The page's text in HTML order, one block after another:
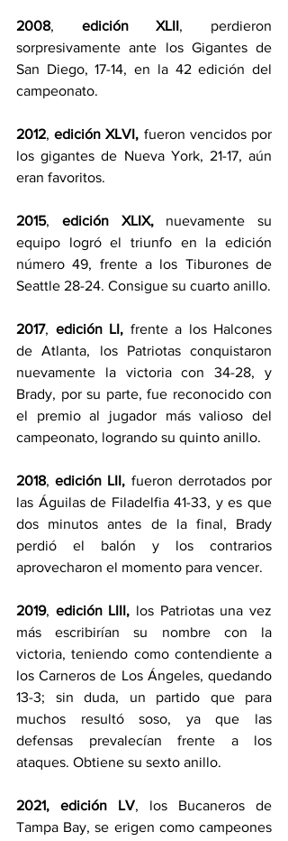
2008, edición XLII, perdieron
sorpresivamente ante los Gigantes de
San Diego, 17-14, en la 42 edición del
campeonato.
2012, edición XLVI, fueron vencidos por
los gigantes de Nueva York, 21-17, aún
eran favoritos.
2015, edición XLIX, nuevamente su
equipo logró el triunfo en la edición
número 49, frente a los Tiburones de
Seattle 28-24. Consigue su cuarto anillo.
2017, edición LI, frente a los Halcones
de Atlanta, los Patriotas conquistaron
nuevamente la victoria con 34-28, y
Brady, por su parte, fue reconocido con
el premio al jugador más valioso del
campeonato, logrando su quinto anillo.
2018, edición LII, fueron derrotados por
las Águilas de Filadelfia 41-33, y es que
dos minutos antes de la final, Brady
perdió el balón y los contrarios
aprovecharon el momento para vencer.
2019, edición LIII, los Patriotas una vez
más escribirían su nombre con la
victoria, teniendo como contendiente a
los Carneros de Los Ángeles, quedando
13-3; sin duda, un partido que para
muchos resultó soso, ya que las
defensas prevalecían frente a los
ataques. Obtiene su sexto anillo.
2021, edición LV, los Bucaneros de
Tampa Bay, se erigen como campeones